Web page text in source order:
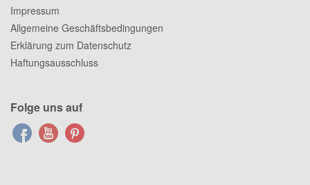
Impressum
Allgemeine Geschäftsbedingungen
Erklärung zum Datenschutz
Haftungsausschluss
Folge uns auf